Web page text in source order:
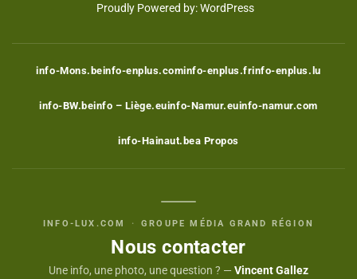
Proudly Powered by:WordPress
info-Mons.beinfo-enplus.cominfo-enplus.frinfo-enplus.lu
info-BW.beinfo – Liège.euinfo-Namur.euinfo-namur.com
info-Hainaut.bea Propos
INFO-LUX.COM · GROUPE MÉDIA GRAND RÉGION
Nous contacter
Une info, une photo, une question ? — Vincent Gallez